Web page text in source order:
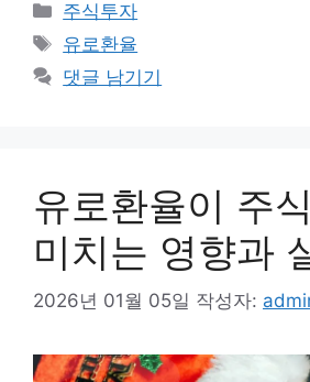
카
테
리
주식투자
태
그
유로환율
댓글 남기기
유로환율이 주
미치는 영향과
2026년 01월 05일 작성자: